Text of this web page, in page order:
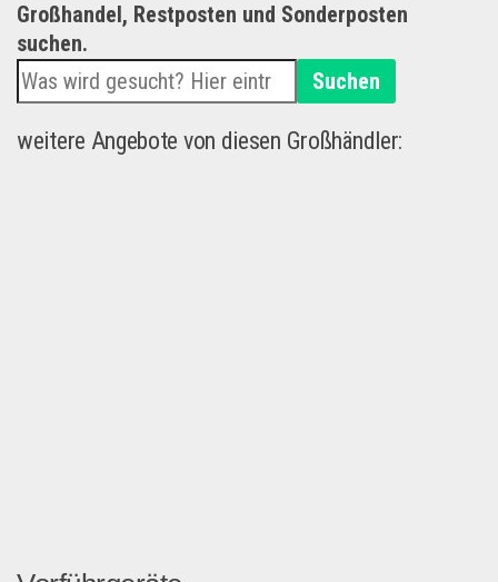
Großhandel, Restposten und Sonderposten
suchen.
Suchen
weitere Angebote von diesen Großhändler: